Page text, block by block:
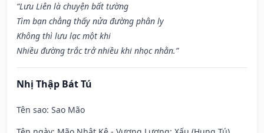
“Lưu Liên là chuyện bất tường
Tìm bạn chẳng thấy nửa đường phân ly
Không thì lưu lạc một khi
Nhiều đường trắc trở nhiều khi nhọc nhằn.”
Nhị Thập Bát Tú
Tên sao: Sao Mão